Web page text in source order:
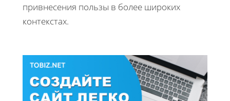
привнесения пользы в более широких
контекстах.